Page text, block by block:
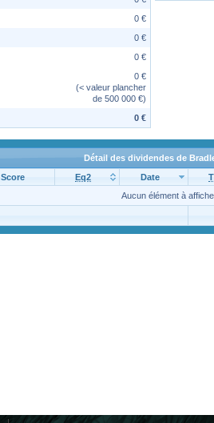
0 €
0 €
0 €
0 €
(< valeur plancher
de 500 000 €)
0 €
Détail des dividendes de
Score Eq2 Date
Aucun élément à